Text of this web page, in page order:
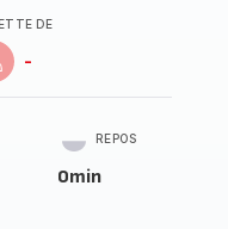
DE
-
REPOS
0min